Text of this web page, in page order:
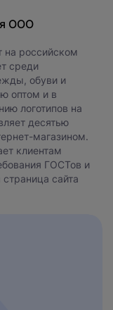
ООО
российском
среди
обуви и
оптом и в
логотипов на
десятью
магазином.
клиентам
ГОСТов и
сайта